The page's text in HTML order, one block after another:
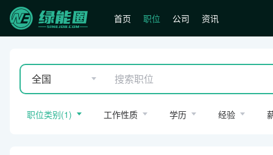
首页 职位 公司 资讯
全国
职位类别(1) 工作性质 学历 经验